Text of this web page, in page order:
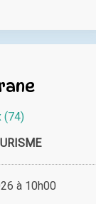
(74)
à 10h00